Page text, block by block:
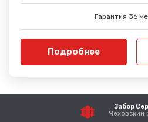
Гарантия 36
Подробнее
Забор
Чеховский